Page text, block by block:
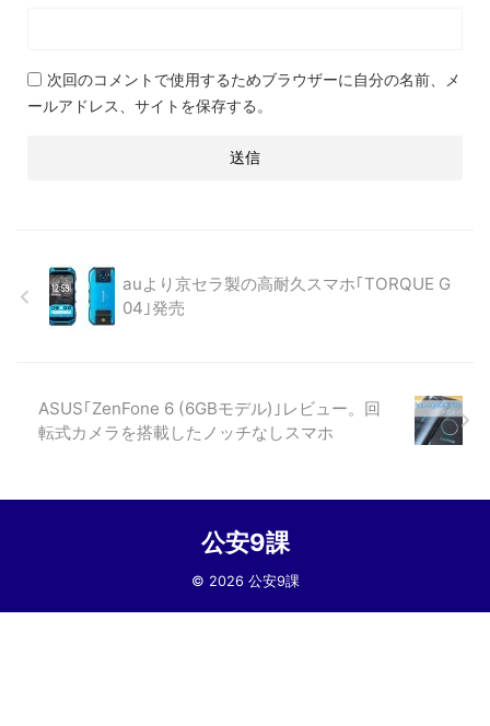
次回のコメントで使用するためブラウザーに自分の名前、メ
ールアドレス、サイトを保存する。
auより京セラ製の高耐久スマホ｢TORQUE G
04｣発売
ASUS｢ZenFone 6 (6GBモデル)｣レビュー。回
転式カメラを搭載したノッチなしスマホ
公安9課
© 2026 公安9課